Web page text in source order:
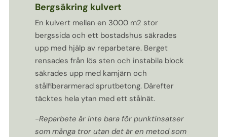
Bergsäkring kulvert
En kulvert mellan en 3000 m2 stor
bergssida och ett bostadshus säkrades
upp med hjälp av reparbetare. Berget
rensades från lös sten och instabila block
säkrades upp med kamjärn och
stålfiberarmerad sprutbetong. Därefter
täcktes hela ytan med ett stålnät.
-Reparbete är inte bara för punktinsatser
som många tror utan det är en metod som